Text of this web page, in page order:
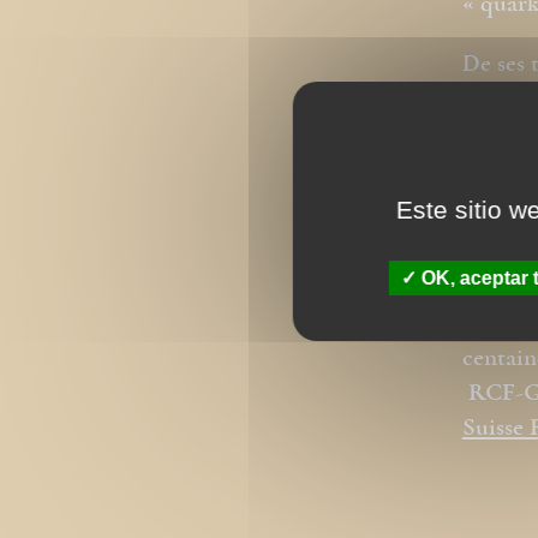
De
Il
RCF-
Suisse
Este sitio
OK, aceptar